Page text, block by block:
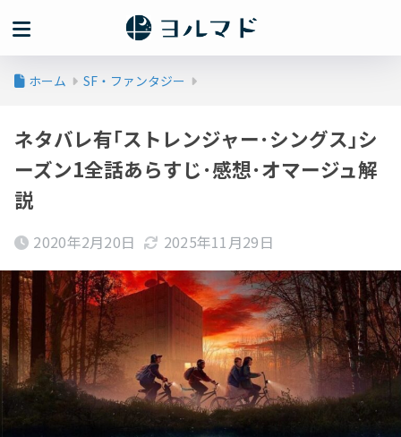
ホーム SF・ファンタジー
ネタバレ有｢ストレンジャー･シングス｣シ
ーズン1全話あらすじ･感想･オマージュ解
説
2020年2月20日 2025年11月29日